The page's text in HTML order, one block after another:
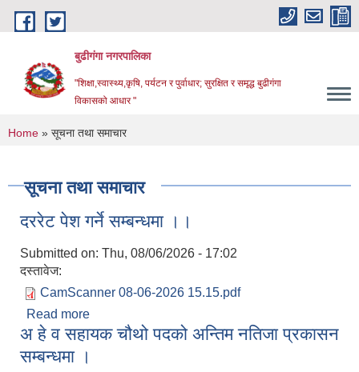
Skip to main content
बुढीगंगा नगरपालिका
"शिक्षा,स्वास्थ्य,कृषि, पर्यटन र पुर्वाधार; सुरक्षित र समृद्ध बुढीगंगा
विकासको आधार "
You are here
Home » सूचना तथा समाचार
सूचना तथा समाचार
दररेट पेश गर्ने सम्बन्धमा ।।
Submitted on: Thu, 08/06/2026 - 17:02
दस्तावेज:
CamScanner 08-06-2026 15.15.pdf
Read more
अ हे व सहायक चौथो पदको अन्तिम नतिजा प्रकासन
सम्बन्धमा ।